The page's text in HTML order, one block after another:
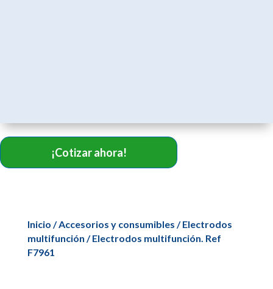
¡Cotizar ahora!
Inicio /Accesorios y consumibles /Electrodos
multifunción / Electrodos multifunción. Ref
F7961